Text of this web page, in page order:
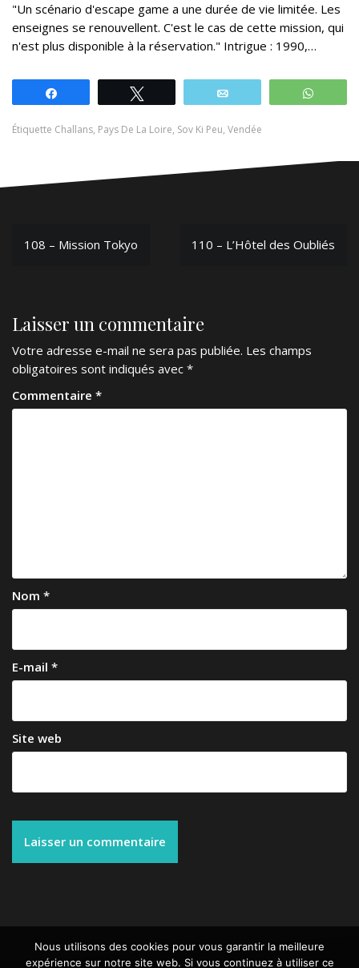
"Un scénario d'escape game a une durée de vie limitée. Les
enseignes se renouvellent. C'est le cas de cette mission, qui
n'est plus disponible à la réservation." Intrigue : 1990,…
Étiquette Challans, Pays De La Loire, Sov Ki Peu, Vendée
Navigation
108 – Mission Tokyo 110 – L’Hôtel des Oubliés
Laisser un commentaire
Votre adresse e-mail ne sera pas publiée. Les champs
obligatoires sont indiqués avec *
Commentaire *
Nom *
E-mail *
Site web
Nous utilisons des cookies pour vous garantir la meilleure
expérience sur notre site web. Si vous continuez à utiliser ce